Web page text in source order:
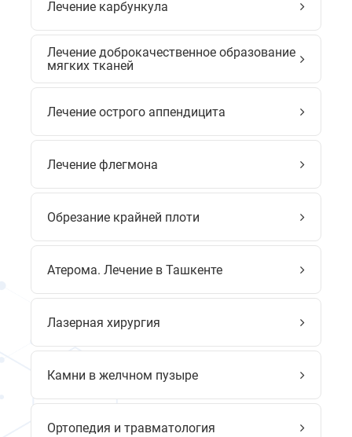
Лечение карбункула
Лечение доброкачественное образование
мягких тканей
Лечение острого аппендицита
Лечение флегмона
Обрезание крайней плоти
Атерома. Лечение в Ташкенте
Лазерная хирургия
Камни в желчном пузыре
Ортопедия и травматология